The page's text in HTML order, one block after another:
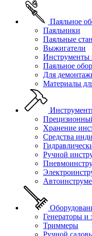
Паяльное
Паяльники
Паяльные
Выжигатели
Инструменты
Паяльное
Для
Материалы
Хранение
Средства
Ручной
Генераторы и
Триммеры
Ручной